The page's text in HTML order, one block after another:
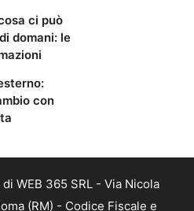
ci può
domani: le
con
WEB 365 SRL - Via Nicola
(RM) - Codice Fiscale e